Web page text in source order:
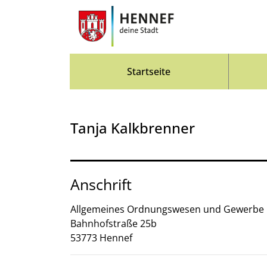
Zum Hauptinhalt springen
Startseite
Tanja Kalkbrenner
Anschrift
Allgemeines Ordnungswesen und Gewerbe
Bahnhofstraße25b
53773 Hennef